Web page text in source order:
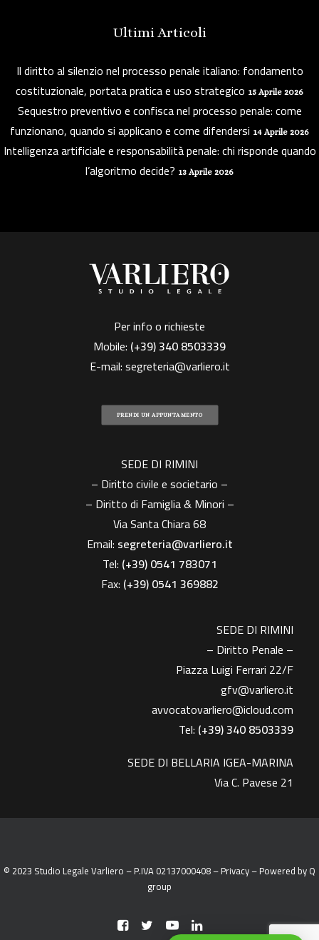
Ultimi Articoli
Il diritto al silenzio nel processo penale italiano: fondamento
costituzionale, portata pratica e uso strategico 15 Aprile 2026
Sequestro preventivo e confisca nel processo penale: come
funzionano, quando si applicano e come difendersi 14 Aprile 2026
Intelligenza artificiale e responsabilità penale: chi risponde quando
l’algoritmo decide? 13 Aprile 2026
Per info o richieste
Mobile: (+39)340 8503339
E-mail:segreteria@varliero.it
PRENDI UN APPUNTAMENTO
SEDE DI RIMINI
– Diritto civile e societario –
– Diritto di Famiglia & Minori –
Via Santa Chiara 68
Email: segreteria@varliero.it
Tel: (+39) 0541 783071
Fax: (+39)0541 369882
SEDE DI RIMINI
– Diritto Penale –
Piazza Luigi Ferrari 22/F
gfv@varliero.it
avvocatovarliero@icloud.com
Tel: (+39) 340 8503339
SEDE DI BELLARIA IGEA-MARINA
Via C. Pavese 21
© 2023 Studio Legale Varliero – P.IVA 02137000408 –Privacy– Powered byQ
group